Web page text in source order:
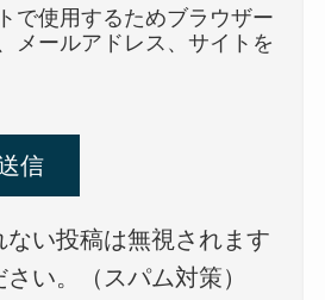
で使用するためブラウザー
メールアドレス、サイトを
ない投稿は無視されます
い。（スパム対策）